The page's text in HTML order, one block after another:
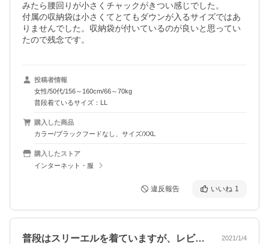
みたら腰回りが小さくチャックがきつい感じでした。
付属の収納袋は小さくてとてもダウンが入るサイズではあ
りませんでした。収納袋が付いているのが良いと思ってい
たので残念です。
投稿者情報
女性/50代/156～160cm/66～70kg
普段着ているサイズ：LL
購入した商品
カラー/ブラックフードなし、サイズ/XXL
購入したストア
インターネット・服
違反報告 いいね 1
普段はスリーエルを着ていますが、レビュ… 2021/1/4